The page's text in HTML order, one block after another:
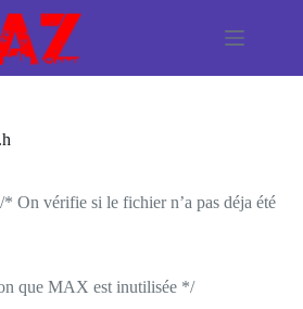
/* On vérifie si le fichier n’a pas déja été
que MAX est inutilisée */